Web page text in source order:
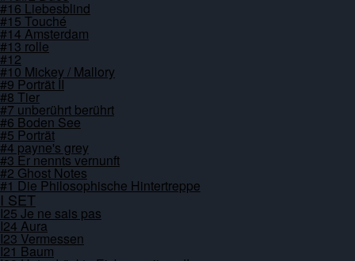
#16 Liebesblind
#15 Touché
#14 Amsterdam
#13 rolle
#12
#10 Mickey / Mallory
#9 Porträt II
#8 Tier
#7 unberührt berührt
#6 Boden See
#5 Porträt
#4 payne's grey
#3 Er nennts vernunft
#2 Ghost Notes
#1 Die Philosophische Hintertreppe
I SET
I25 Je ne sais pas
I24 Aura
I23 Vermessen
I21 Baum